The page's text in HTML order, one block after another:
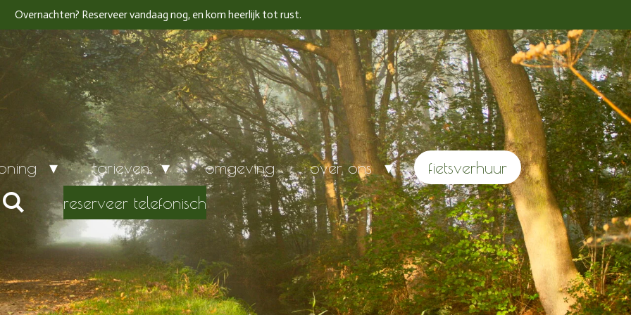
Overnachten? Reserveer vandaag nog, en kom heerlijk tot rust.
tarieven omgeving over ons
fietsverhuur
reserveer telefonisch